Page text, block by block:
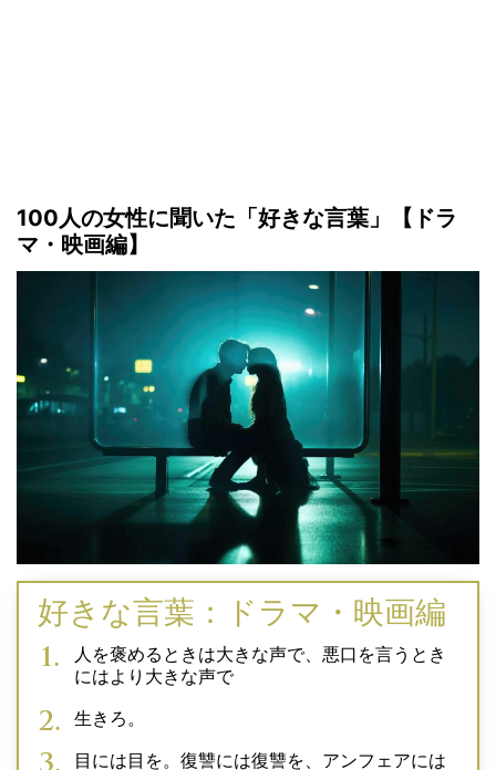
100人の女性に聞いた「好きな言葉」【ドラ
マ・映画編】
好きな言葉：ドラマ・映画編
人を褒めるときは大きな声で、悪口を言うとき
にはより大きな声で
生きろ。
目には目を。復讐には復讐を、アンフェアには